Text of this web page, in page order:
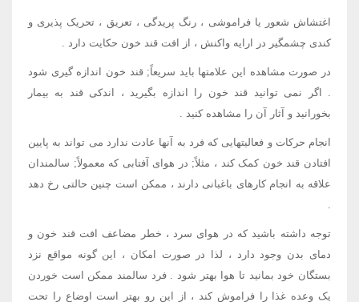
اغتشاش شعور یا فراموشی ، رنگ پریدگی ، تعریق ، تحریک پذیری و
کندی چشمگیر در ارایه واکنش ، از افت قند خون حکایت دارد .
در صورت مشاهده این علامتها باید سریعاً; قند خون اندازه گیری شود
. اگر نمی توانید قند خون را اندازه بگیرید ، اندکی قند به بیمار
بخورانید و آثار آن را مشاهده کنید .
انجام حرکات و فعالیتهایی که فرد به آنها عادت ندارد می تواند به پایین
افتادن قند خون کمک کند ، مثلاً; در هوای آفتابی که معمولاً; سالمندان
علاقه به انجام کارهای باغبانی دارند ، ممکن است چنین حالتی رخ دهد
توجه داشته باشید که در هوای سرد ، خطر مضاعف افت قند خون و
دمای بدن وجود دارد ، لذا در صورت امکان ، این گونه مواقع نزد
بستگان خود بمانید تا هوا بهتر شود . فرد سالمند ممکن است خوردن
یک وعده غذا را فراموش کند ، از این رو بهتر است اوضاع را تحت